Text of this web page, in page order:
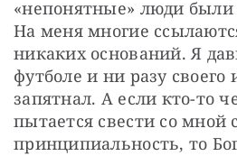
«непонятные» люди
На меня многие
никаких оснований. Я
футболе и ни разу своего
запятнал. А если кто-то
пытается свести со мной
принципиальность, то